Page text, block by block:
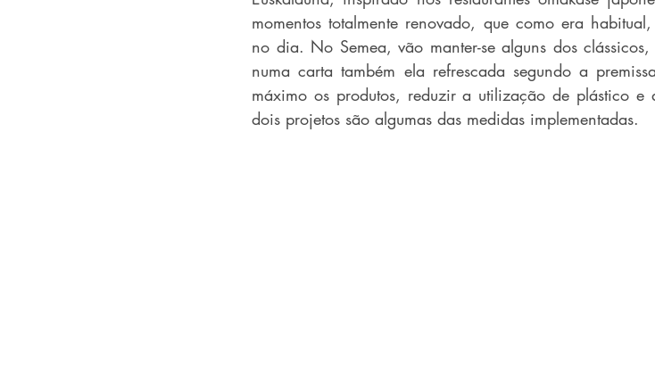
momentos totalmente renovado, que como era
no dia. No Semea, vão manter-se alguns dos
numa carta também ela refrescada segundo a
máximo os produtos, reduzir a utilização de plástico e
dois projetos são algumas das medidas implementadas.